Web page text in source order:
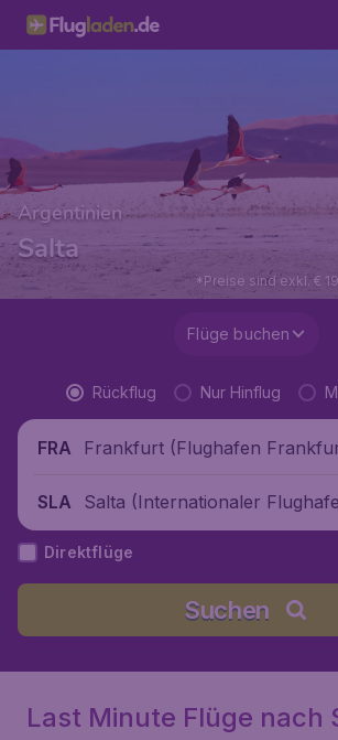
Argentinien
Salta
*Preise sind exkl. €
Flüge buchen
Rückflug Nur Hinflug
FRA
Frankfurt (Flughafen
SLA
Salta (Internationaler
Miguel de Güemes),
Direktflüge
Suchen
Last Minute Flüge nach